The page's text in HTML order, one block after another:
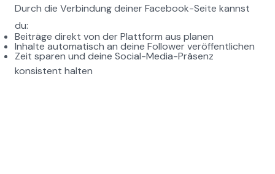
Durch die Verbindung deiner Facebook-Seite kannst
du:
Beiträge direkt von der Plattform aus planen
Inhalte automatisch an deine Follower veröffentlichen
Zeit sparen und deine Social-Media-Präsenz
konsistent halten